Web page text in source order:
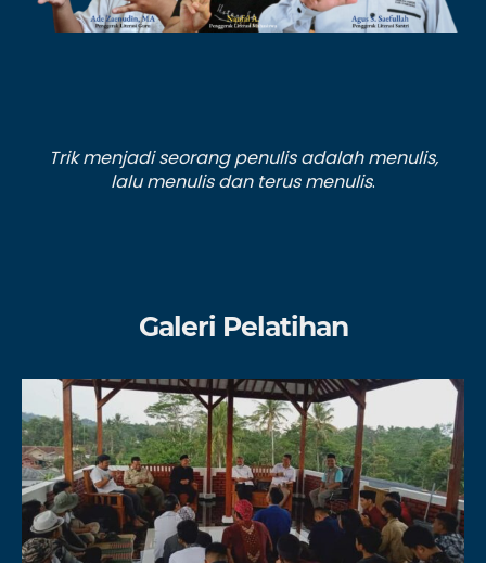
Trik menjadi seorang penulis adalah menulis,
lalu menulis dan terus menulis.
Galeri Pelatihan